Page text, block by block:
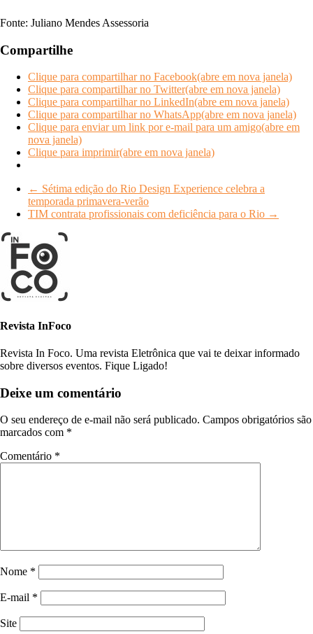
Fonte: Juliano Mendes Assessoria
Compartilhe
Clique para compartilhar no Facebook(abre em nova janela)
Clique para compartilhar no Twitter(abre em nova janela)
Clique para compartilhar no LinkedIn(abre em nova janela)
Clique para compartilhar no WhatsApp(abre em nova janela)
Clique para enviar um link por e-mail para um amigo(abre em
nova janela)
Clique para imprimir(abre em nova janela)
← Sétima edição do Rio Design Experience celebra a
temporada primavera-verão
TIM contrata profissionais com deficiência para o Rio →
Revista InFoco
Revista In Foco. Uma revista Eletrônica que vai te deixar informado
sobre diversos eventos. Fique Ligado!
Deixe um comentário
O seu endereço de e-mail não será publicado. Campos obrigatórios são
marcados com *
Comentário *
Nome *
E-mail *
Site